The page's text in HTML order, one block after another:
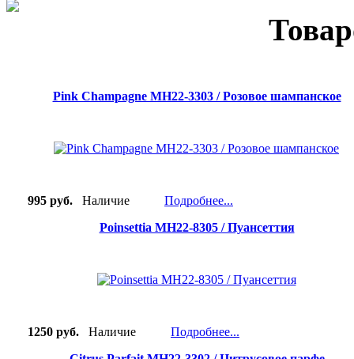
Pink Champagne MH22-3303 / Розовое шампанское
995 руб. Наличие
Подробнее...
Poinsettia MH22-8305 / Пуансеттия
1250 руб. Наличие
Подробнее...